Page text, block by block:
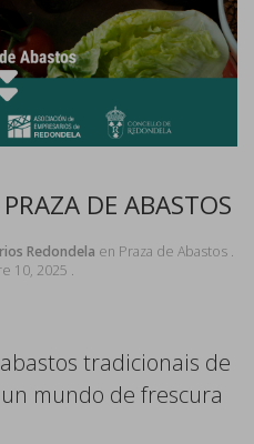
DE ABASTOS
Redondela en Praza de Abastos.
10, 2025 .
tradicionais de
mundo de frescura